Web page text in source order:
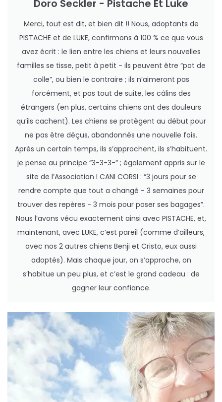
Doro Seckler - Pistache Et Luke
Merci, tout est dit, et bien dit !! Nous, adoptants de
PISTACHE et de LUKE, confirmons à 100 % ce que vous
avez écrit : le lien entre les chiens et leurs nouvelles
familles se tisse, petit à petit - ils peuvent être “pot de
colle”, ou bien le contraire ; ils n’aimeront pas
forcément, et pas tout de suite, les câlins des
étrangers (en plus, certains chiens ont des douleurs
qu’ils cachent). Les chiens se protègent au début pour
ne pas être déçus, abandonnés une nouvelle fois.
Après un certain temps, ils s’approchent, ils s’habituent.
je pense au principe “3-3-3-” ; également appris sur le
site de l’Association I CANI CORSI : “3 jours pour se
rendre compte que tout a changé - 3 semaines pour
trouver des repères - 3 mois pour poser ses bagages”.
Nous l’avons vécu exactement ainsi avec PISTACHE, et,
maintenant, avec LUKE, c’est pareil (comme d’ailleurs,
avec nos 2 autres chiens Benji et Cristo, eux aussi
adoptés). Mais chaque jour, on s’approche, on
s’habitue un peu plus, et c’est le grand cadeau : de
gagner leur confiance.